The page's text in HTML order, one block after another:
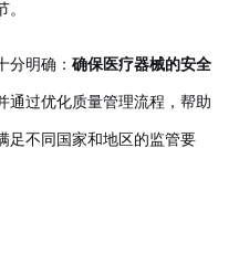
。
分明确： 确保医疗器械的安全
通过优化质量管理流程，帮助
足不同国家和地区的监管要